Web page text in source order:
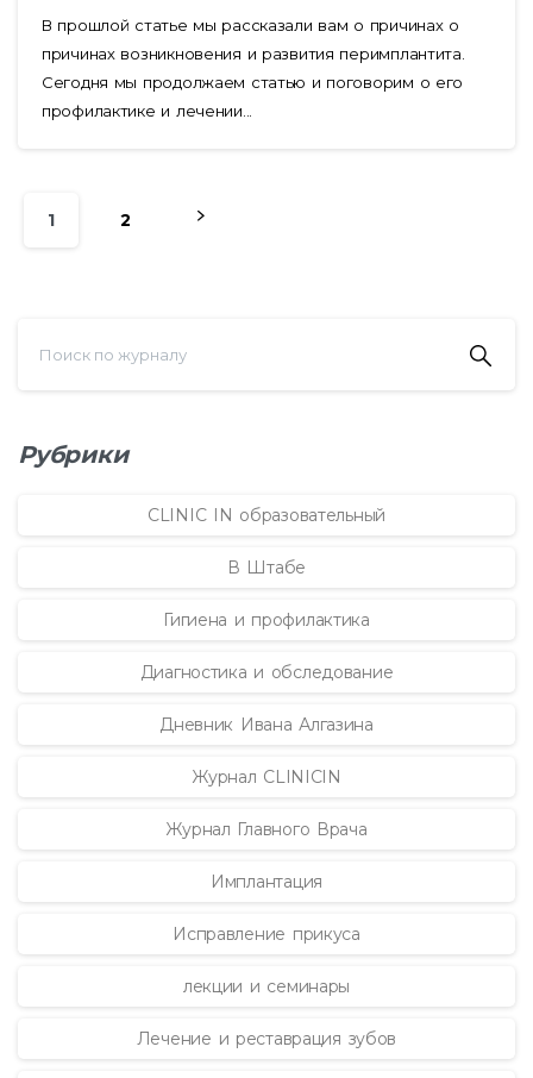
Рубрики
CLINIC IN образовательный
В Штабе
Гигиена и профилактика
Диагностика и обследование
Дневник Ивана Алгазина
Журнал CLINICIN
Журнал Главного Врача
Имплантация
Исправление прикуса
лекции и семинары
Лечение и реставрация зубов
В прошлой статье мы рассказали вам о причинах о
причинах возникновения и развития перимплантита.
Сегодня мы продолжаем статью и поговорим о его
профилактике и лечении...
1 2